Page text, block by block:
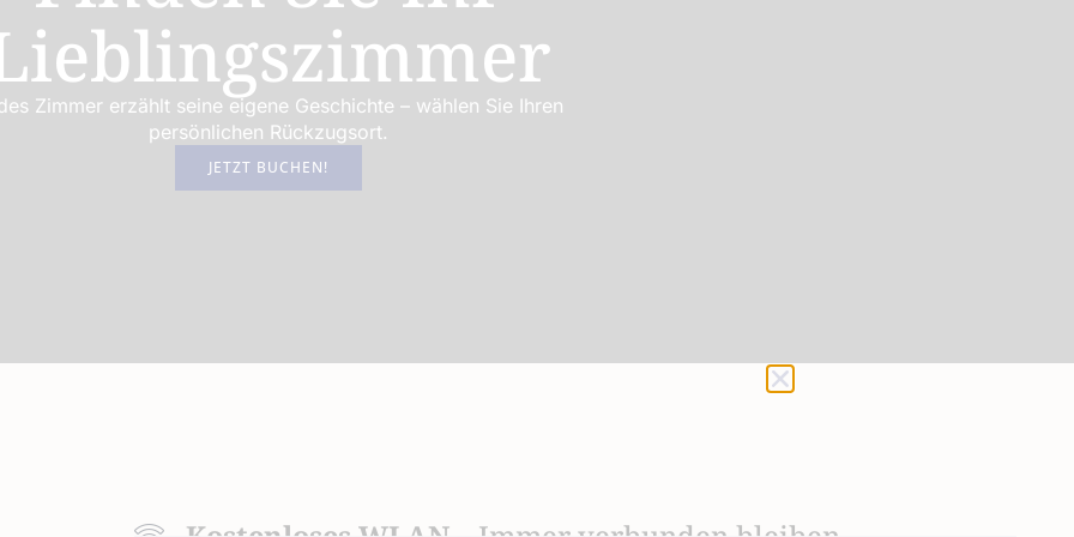
Zimmer erzählt seine eigene Geschichte – wählen Sie Ihren
persönlichen Rückzugsort.
JETZT BUCHEN!